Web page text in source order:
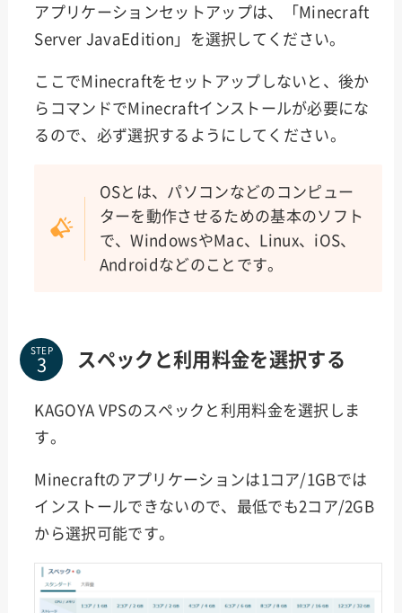
アプリケーションセットアップは、「Minecraft
Server JavaEdition」を選択してください。
ここでMinecraftをセットアップしないと、後か
らコマンドでMinecraftインストールが必要にな
るので、必ず選択するようにしてください。
OSとは、パソコンなどのコンピュー
ターを動作させるための基本のソフト
で、WindowsやMac、Linux、iOS、
Androidなどのことです。
STEP スペックと利用料金を選択する
KAGOYA VPSのスペックと利用料金を選択しま
す。
Minecraftのアプリケーションは1コア/1GBでは
インストールできないので、最低でも2コア/2GB
から選択可能です。